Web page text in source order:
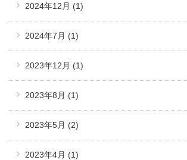
2024年12月 (1)
2024年7月 (1)
2023年12月 (1)
2023年8月 (1)
2023年5月 (2)
2023年4月 (1)